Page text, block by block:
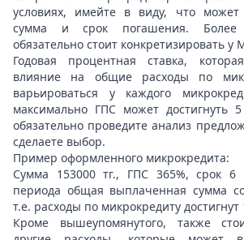
условиях, имейте в виду, что может
сумма и срок погашения.
обязательно стоит конкретизировать у
Годовая процентная ставка,
влияние на общие расходы по
варьироваться у каждого
максимально ГПС может достигнуть
обязательно проведите анализ
сделаете выбор.
Пример оформленного микрокредита:
Сумма 153000 тг., ГПС 365%, срок 6
периода общая выплаченная сумма
т.е. расходы по микрокредиту достигнут
Кроме вышеупомянутого, также